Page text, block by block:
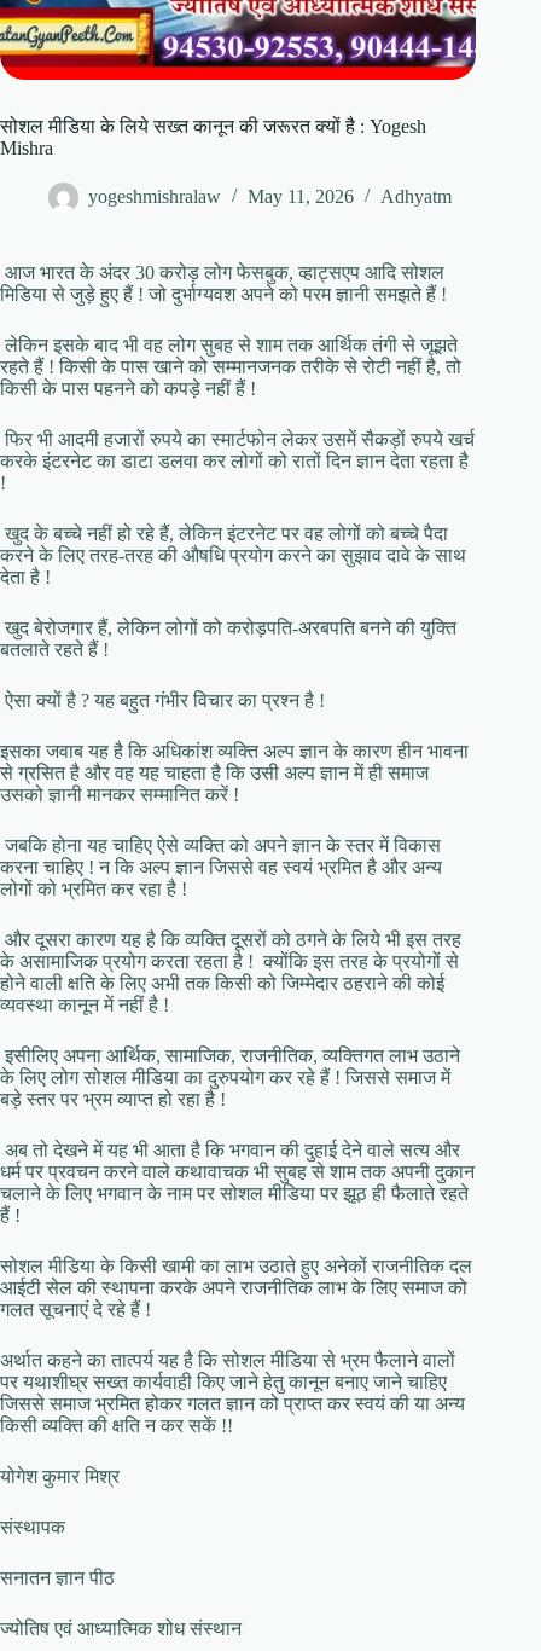
सोशल मीडिया के लिये सख्त कानून की जरूरत क्यों है : Yogesh
Mishra
yogeshmishralaw May 11, 2026 Adhyatm
आज भारत के अंदर 30 करोड़ लोग फेसबुक, व्हाट्सएप आदि सोशल
मिडिया से जुड़े हुए हैं ! जो दुर्भाग्यवश अपने को परम ज्ञानी समझते हैं !
लेकिन इसके बाद भी वह लोग सुबह से शाम तक आर्थिक तंगी से जूझते
रहते हैं ! किसी के पास खाने को सम्मानजनक तरीके से रोटी नहीं है, तो
किसी के पास पहनने को कपड़े नहीं हैं !
फिर भी आदमी हजारों रुपये का स्मार्टफोन लेकर उसमें सैकड़ों रुपये खर्च
करके इंटरनेट का डाटा डलवा कर लोगों को रातों दिन ज्ञान देता रहता है
!
खुद के बच्चे नहीं हो रहे हैं, लेकिन इंटरनेट पर वह लोगों को बच्चे पैदा
करने के लिए तरह-तरह की औषधि प्रयोग करने का सुझाव दावे के साथ
देता है !
खुद बेरोजगार हैं, लेकिन लोगों को करोड़पति-अरबपति बनने की युक्ति
बतलाते रहते हैं !
ऐसा क्यों है ? यह बहुत गंभीर विचार का प्रश्न है !
इसका जवाब यह है कि अधिकांश व्यक्ति अल्प ज्ञान के कारण हीन भावना
से ग्रसित है और वह यह चाहता है कि उसी अल्प ज्ञान में ही समाज
उसको ज्ञानी मानकर सम्मानित करें !
जबकि होना यह चाहिए ऐसे व्यक्ति को अपने ज्ञान के स्तर में विकास
करना चाहिए ! न कि अल्प ज्ञान जिससे वह स्वयं भ्रमित है और अन्य
लोगों को भ्रमित कर रहा है !
और दूसरा कारण यह है कि व्यक्ति दूसरों को ठगने के लिये भी इस तरह
के असामाजिक प्रयोग करता रहता है ! क्योंकि इस तरह के प्रयोगों से
होने वाली क्षति के लिए अभी तक किसी को जिम्मेदार ठहराने की कोई
व्यवस्था कानून में नहीं है !
इसीलिए अपना आर्थिक, सामाजिक, राजनीतिक, व्यक्तिगत लाभ उठाने
के लिए लोग सोशल मीडिया का दुरुपयोग कर रहे हैं ! जिससे समाज में
बड़े स्तर पर भ्रम व्याप्त हो रहा है !
अब तो देखने में यह भी आता है कि भगवान की दुहाई देने वाले सत्य और
धर्म पर प्रवचन करने वाले कथावाचक भी सुबह से शाम तक अपनी दुकान
चलाने के लिए भगवान के नाम पर सोशल मीडिया पर झूठ ही फैलाते रहते
हैं !
सोशल मीडिया के किसी खामी का लाभ उठाते हुए अनेकों राजनीतिक दल
आईटी सेल की स्थापना करके अपने राजनीतिक लाभ के लिए समाज को
गलत सूचनाएं दे रहे हैं !
अर्थात कहने का तात्पर्य यह है कि सोशल मीडिया से भ्रम फैलाने वालों
पर यथाशीघ्र सख्त कार्यवाही किए जाने हेतु कानून बनाए जाने चाहिए
जिससे समाज भ्रमित होकर गलत ज्ञान को प्राप्त कर स्वयं की या अन्य
किसी व्यक्ति की क्षति न कर सकें !!
योगेश कुमार मिश्र
संस्थापक
सनातन ज्ञान पीठ
ज्योतिष एवं आध्यात्मिक शोध संस्थान